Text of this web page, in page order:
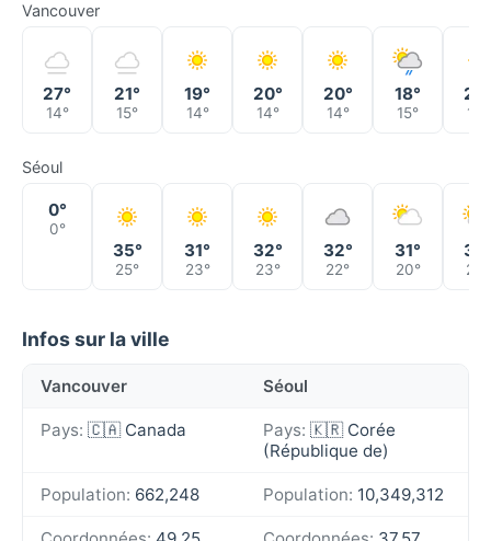
Vancouver
27°
14°
21°
15°
19°
14°
20°
14°
20°
14°
18°
15° 15°
Séoul
0°
0°
35°
25°
31°
23°
32°
23°
32°
22°
31°
20° 24°
Infos sur la ville
Vancouver Séoul
Pays: 🇨🇦 Canada Pays: 🇰🇷 Corée
(République de)
Population: 662,248 Population: 10,349,312